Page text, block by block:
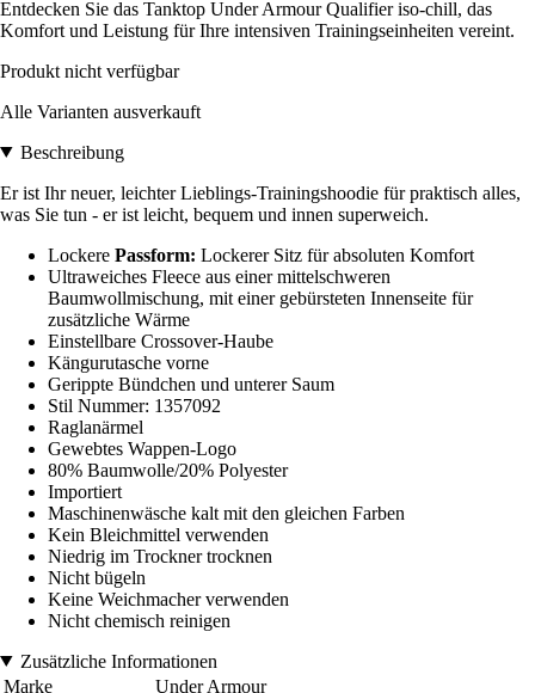
Entdecken Sie das Tanktop Under Armour Qualifier iso-chill, das
Komfort und Leistung für Ihre intensiven Trainingseinheiten vereint.
Produkt nicht verfügbar
Alle Varianten ausverkauft
Beschreibung
Er ist Ihr neuer, leichter Lieblings-Trainingshoodie für praktisch alles,
was Sie tun - er ist leicht, bequem und innen superweich.
Lockere Passform: Lockerer Sitz für absoluten Komfort
Ultraweiches Fleece aus einer mittelschweren
Baumwollmischung, mit einer gebürsteten Innenseite für
zusätzliche Wärme
Einstellbare Crossover-Haube
Kängurutasche vorne
Gerippte Bündchen und unterer Saum
Stil Nummer: 1357092
Raglanärmel
Gewebtes Wappen-Logo
80% Baumwolle/20% Polyester
Importiert
Maschinenwäsche kalt mit den gleichen Farben
Kein Bleichmittel verwenden
Niedrig im Trockner trocknen
Nicht bügeln
Keine Weichmacher verwenden
Nicht chemisch reinigen
Zusätzliche Informationen
Marke
Under Armour